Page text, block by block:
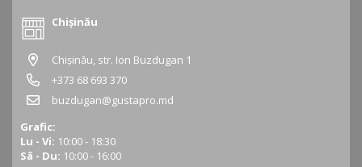
Chișinău
Chișinău, str. Ion Buzdugan 1
+373 68 693 370
buzdugan@gustapro.md
Grafic:
Lu - Vi: 10:00 - 18:30
Sâ - Du: 10:00 - 16:00